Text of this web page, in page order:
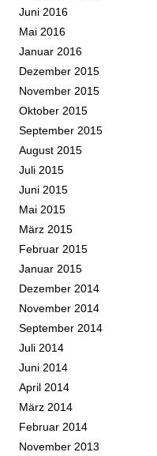
Juni 2016
Mai 2016
Januar 2016
Dezember 2015
November 2015
Oktober 2015
September 2015
August 2015
Juli 2015
Juni 2015
Mai 2015
März 2015
Februar 2015
Januar 2015
Dezember 2014
November 2014
September 2014
Juli 2014
Juni 2014
April 2014
März 2014
Februar 2014
November 2013